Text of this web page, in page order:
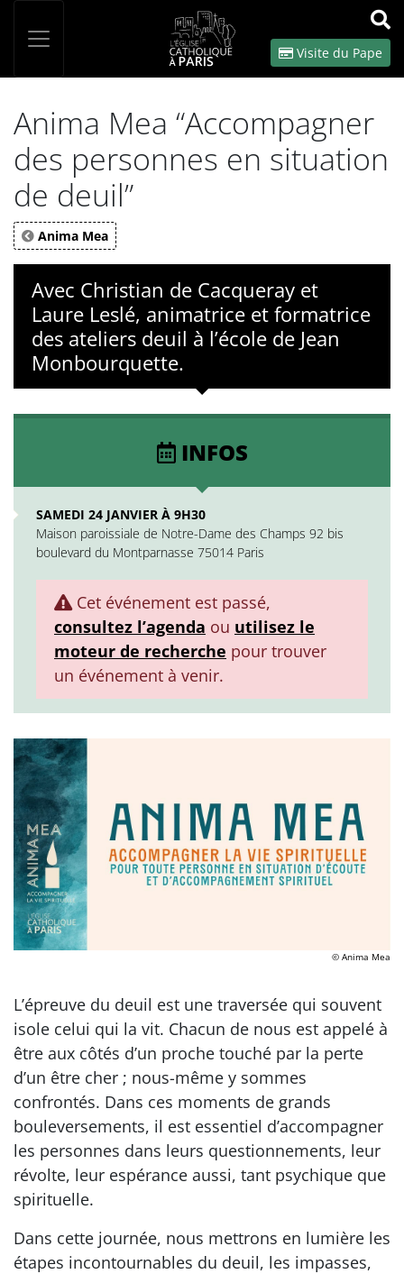
OK
Visite du Pape
Anima Mea “Accompagner
des personnes en situation
de deuil”
Anima Mea
Avec Christian de Cacqueray et
Laure Leslé, animatrice et formatrice
des ateliers deuil à l’école de Jean
Monbourquette.
INFOS
SAMEDI 24 JANVIER À 9H30
Maison paroissiale de Notre-Dame des Champs 92 bis
boulevard du Montparnasse 75014 Paris
Cet événement est passé,
consultez l’agenda ou utilisez le
moteur de recherche pour trouver
un événement à venir.
© Anima Mea
L’épreuve du deuil est une traversée qui souvent
isole celui qui la vit. Chacun de nous est appelé à
être aux côtés d’un proche touché par la perte
d’un être cher ; nous-même y sommes
confrontés. Dans ces moments de grands
bouleversements, il est essentiel d’accompagner
les personnes dans leurs questionnements, leur
révolte, leur espérance aussi, tant psychique que
spirituelle.
Dans cette journée, nous mettrons en lumière les
étapes incontournables du deuil, les impasses,
Panneau de gestion des cookies